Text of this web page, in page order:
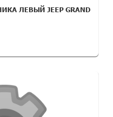
ЛЕВЫЙ JEEP GRAND